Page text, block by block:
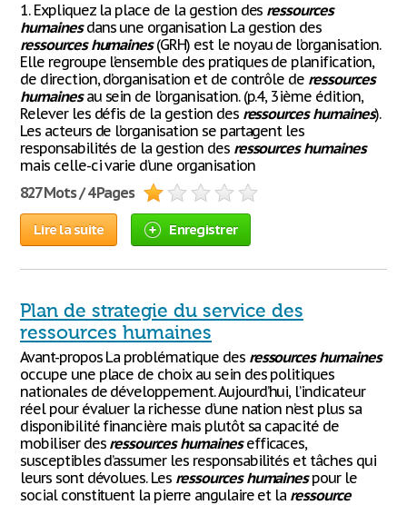
1. Expliquez la place de la gestion des ressources
humainesdans une organisation La gestion des
ressources humaines(GRH) est le noyau de l’organisation.
Elle regroupe l’ensemble des pratiques de planification,
de direction, d’organisation et de contrôle de ressources
humainesau sein de l’organisation. (p.4, 3ième édition,
Relever les défis de la gestion des ressources humaines).
Les acteurs de l’organisation se partagent les
responsabilités de la gestion des ressources humaines
mais celle-ci varie d’une organisation
827 Mots / 4 Pages
Lire la suite Enregistrer
Plan de strategie du service des
ressources humaines
Avant-propos La problématique des ressources humaines
occupe une place de choix au sein des politiques
nationales de développement. Aujourd’hui, l’indicateur
réel pour évaluer la richesse d’une nation n’est plus sa
disponibilité financière mais plutôt sa capacité de
mobiliser des ressources humainesefficaces,
susceptibles d’assumer les responsabilités et tâches qui
leurs sont dévolues. Les ressources humainespour le
social constituent la pierre angulaire et la ressource